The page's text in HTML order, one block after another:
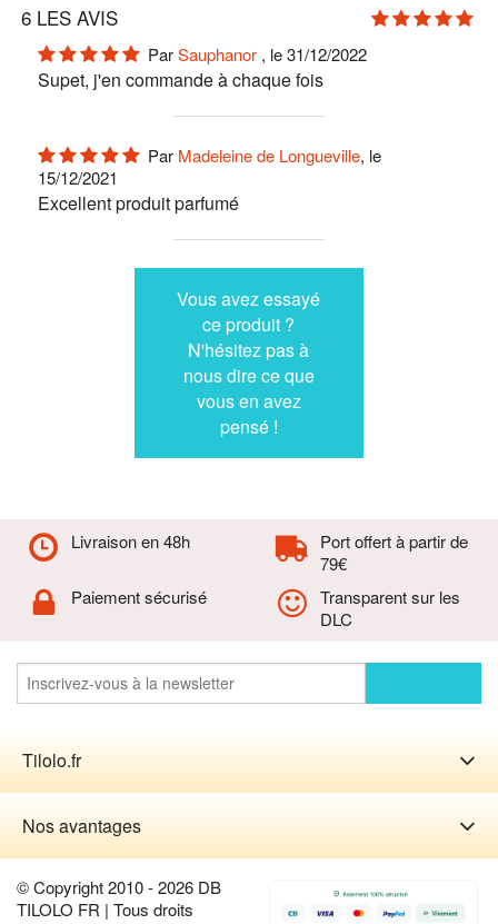
6LES AVIS
ParSauphanor , le 31/12/2022
Supet, j'en commande à chaque fois
Par Madeleine de Longueville, le
15/12/2021
Excellent produit parfumé
Vous avez essayé
ce produit ?
N'hésitez pas à
nous dire ce que
vous en avez
pensé !
Livraison en 48h
Port offert à partir de
79€
Paiement sécurisé
Transparent sur les
DLC
Tilolo.fr
Nos avantages
© Copyright 2010 - 2026 DB
TILOLO FR | Tous droits